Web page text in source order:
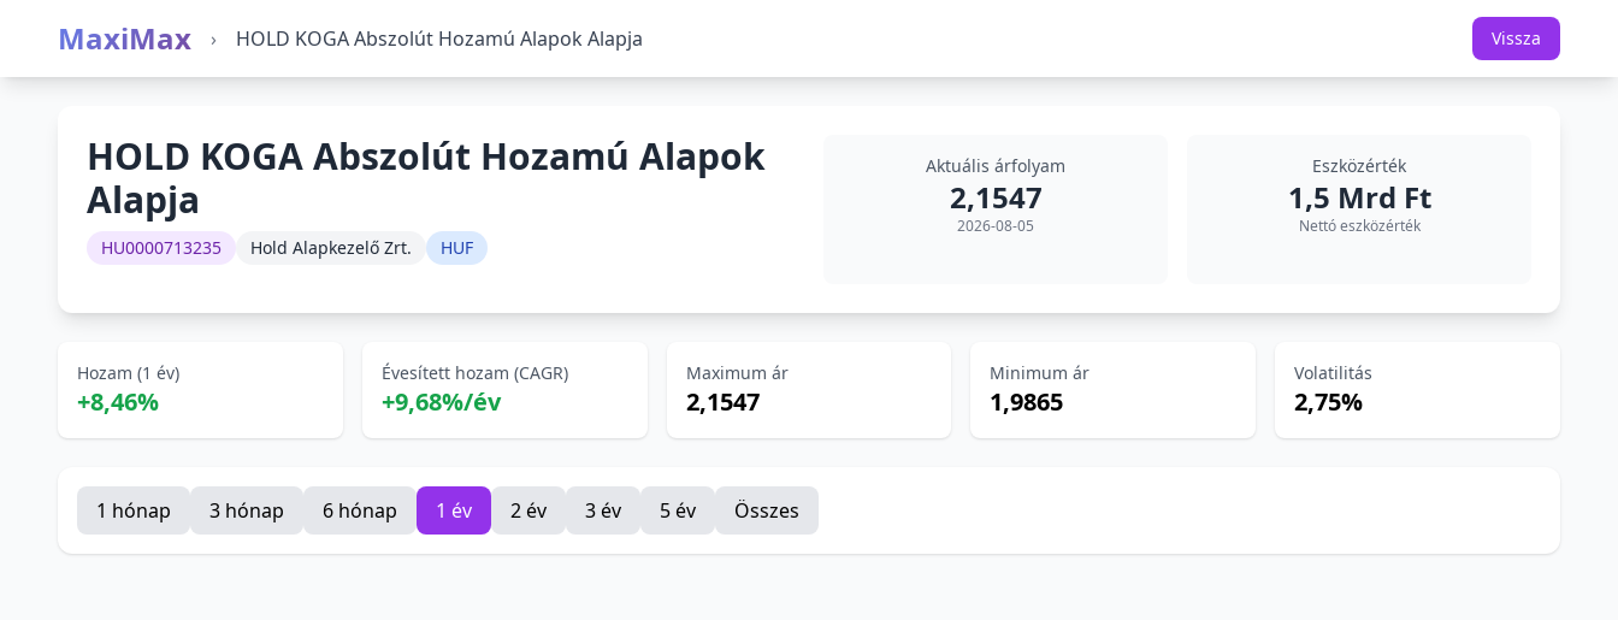
MaxiMax › HOLD KOGA Abszolút Hozamú Alapok Alapja Vissza
HOLD KOGA Abszolút Hozamú Alapok
Alapja
HU0000713235 Hold Alapkezelő Zrt. HUF
Aktuális árfolyam
2,1547
2026-08-05
Eszközérték
1,5 Mrd Ft
Nettó eszközérték
Hozam (1 év)
+8,46%
Évesített hozam (CAGR)
+9,68%/év
Maximum ár
2,1547
Minimum ár
1,9865
Volatilitás
2,75%
1 hónap 3 hónap 6 hónap 1 év 2 év 3 év 5 év Összes